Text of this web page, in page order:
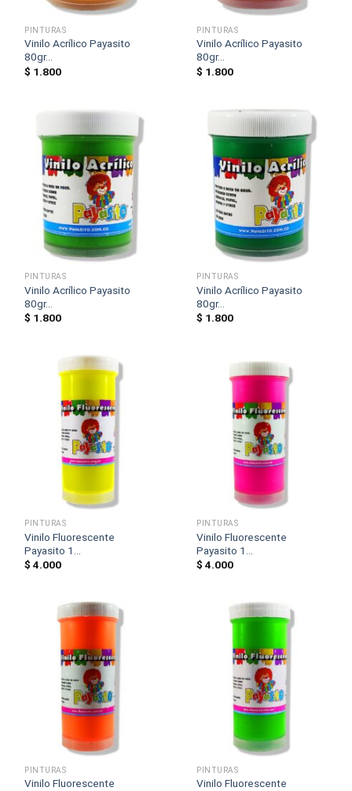
PINTURAS
Vinilo Acrílico Payasito
80gr...
$ 1.800
PINTURAS
Vinilo Acrílico Payasito
80gr...
$ 1.800
PINTURAS
Vinilo Acrílico Payasito
80gr...
$ 1.800
PINTURAS
Vinilo Acrílico Payasito
80gr...
$ 1.800
PINTURAS
Vinilo Fluorescente
Payasito 1...
$ 4.000
PINTURAS
Vinilo Fluorescente
Payasito 1...
$ 4.000
PINTURAS
Vinilo Fluorescente
PINTURAS
Vinilo Fluorescente